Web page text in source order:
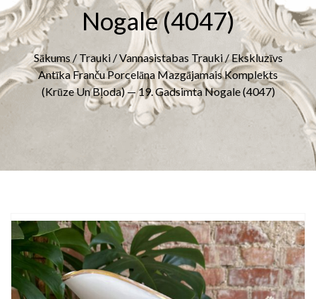
Nogale (4047)
Sākums / Trauki/Vannasistabas Trauki/ Ekskluzīvs
Antīka Franču Porcelāna Mazgājamais Komplekts
(krūze Un Bļoda) — 19. Gadsimta Nogale (4047)